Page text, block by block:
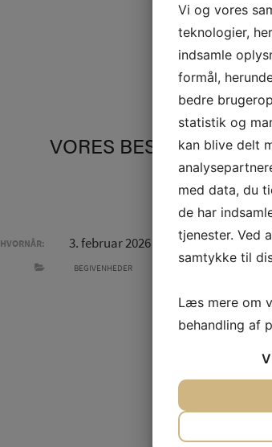
VORES BESØGSHUND
HVORNÅR: 3. februar 2026 kl. 10:30 – 12:00
BEGIVENHEDER
Vi og vores
teknologier,
indsamle
formål,
bedre
statistik og
kan blive delt
med data, du
de har
tjenester. Ved
samtykke til
Læs mere om
behandling af